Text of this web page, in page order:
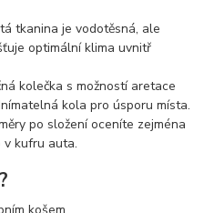
tkanina je vodotěsná, ale
optimální klima uvnitř
kolečka s možností aretace
kola pro úsporu místa.
po složení oceníte zejména
v kufru auta.